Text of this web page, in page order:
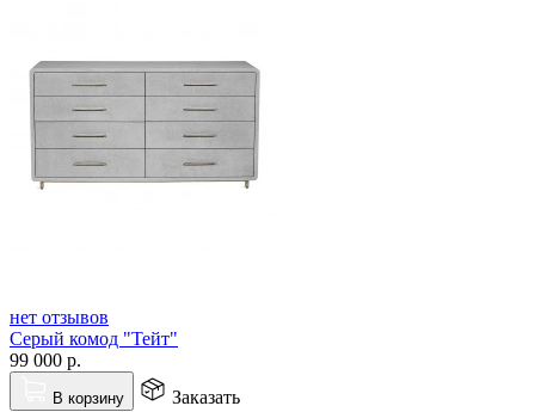
нет отзывов
Серый комод "Тейт"
99 000 р.
В корзину
Заказать